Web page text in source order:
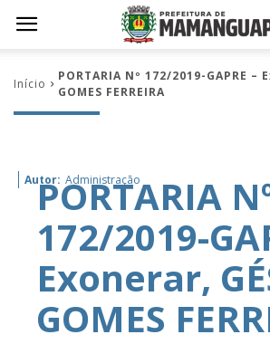
Início
PORTARIA Nº 172/2019-GAPRE –
GOMES FERREIRA
Autor: Administração
PORTARIA
172/2019-
Exonerar,
GOMES